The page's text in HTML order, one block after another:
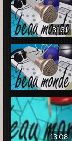
31:31
13:08